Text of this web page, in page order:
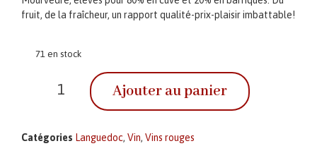
fruit, de la fraîcheur, un rapport qualité-prix-plaisir imbattable!
71 en stock
Ajouter au panier
Catégories Languedoc, Vin, Vins rouges